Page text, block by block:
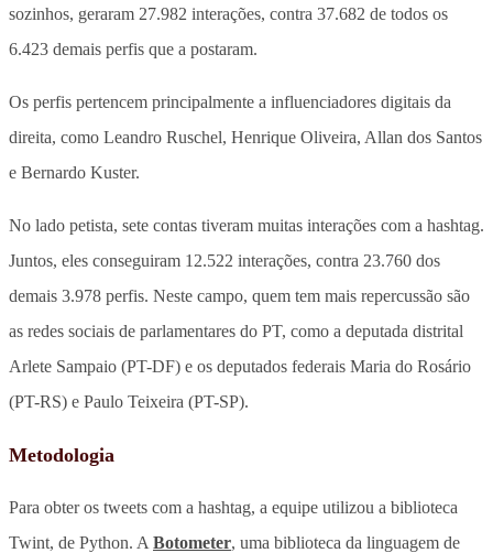
sozinhos, geraram 27.982 interações, contra 37.682 de todos os
6.423 demais perfis que a postaram.
Os perfis pertencem principalmente a influenciadores digitais da
direita, como Leandro Ruschel, Henrique Oliveira, Allan dos Santos
e Bernardo Kuster.
No lado petista, sete contas tiveram muitas interações com a hashtag.
Juntos, eles conseguiram 12.522 interações, contra 23.760 dos
demais 3.978 perfis. Neste campo, quem tem mais repercussão são
as redes sociais de parlamentares do PT, como a deputada distrital
Arlete Sampaio (PT-DF) e os deputados federais Maria do Rosário
(PT-RS) e Paulo Teixeira (PT-SP).
Metodologia
Para obter os tweets com a hashtag, a equipe utilizou a biblioteca
Twint, de Python. A Botometer, uma biblioteca da linguagem de